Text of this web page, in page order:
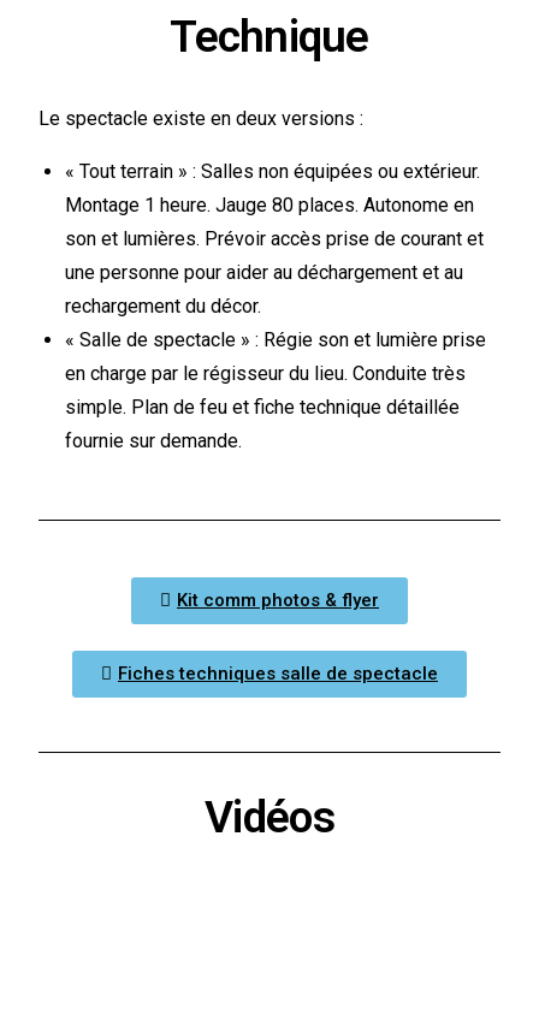
Technique
Le spectacle existe en deux versions :
« Tout terrain » : Salles non équipées ou extérieur.
Montage 1 heure. Jauge 80 places. Autonome en
son et lumières. Prévoir accès prise de courant et
une personne pour aider au déchargement et au
rechargement du décor.
« Salle de spectacle » : Régie son et lumière prise
en charge par le régisseur du lieu. Conduite très
simple. Plan de feu et fiche technique détaillée
fournie sur demande.
Kit comm photos & flyer
Fiches techniques salle de spectacle
Vidéos